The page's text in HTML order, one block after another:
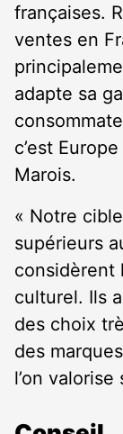
françaises.
ventes en
adapte sa
c’est
Marois.
« Notre
supérieurs
considèrent
culturel. Ils
des choix
des
l’on